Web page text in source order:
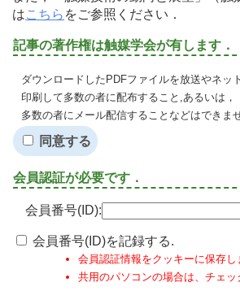
はこちら をご参照ください．
記事の著作権は触媒学会が有します．
ダウンロードしたPDFファイルを放送やネ
印刷して多数の者に配布すること,あるいは，
多数の者にメール配信することなどはできま
同意する
会員認証が必要です．
会員番号(ID):
会員番号(ID)を記録する.
会員認証情報をクッキーに保存
共用のパソコンの場合は、チェッ